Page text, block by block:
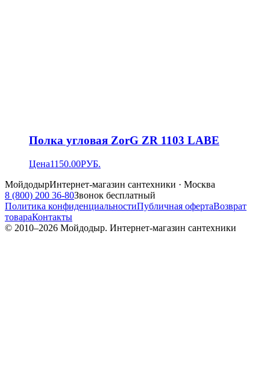
Полка угловая ZorG ZR 1103 LABE
Цена1150.00РУБ.
МойдодырИнтернет-магазин сантехники · Москва
8 (800) 200 36-80Звонок бесплатный
Политика конфиденциальностиПубличная офертаВозврат
товараКонтакты
© 2010–2026 Мойдодыр. Интернет-магазин сантехники